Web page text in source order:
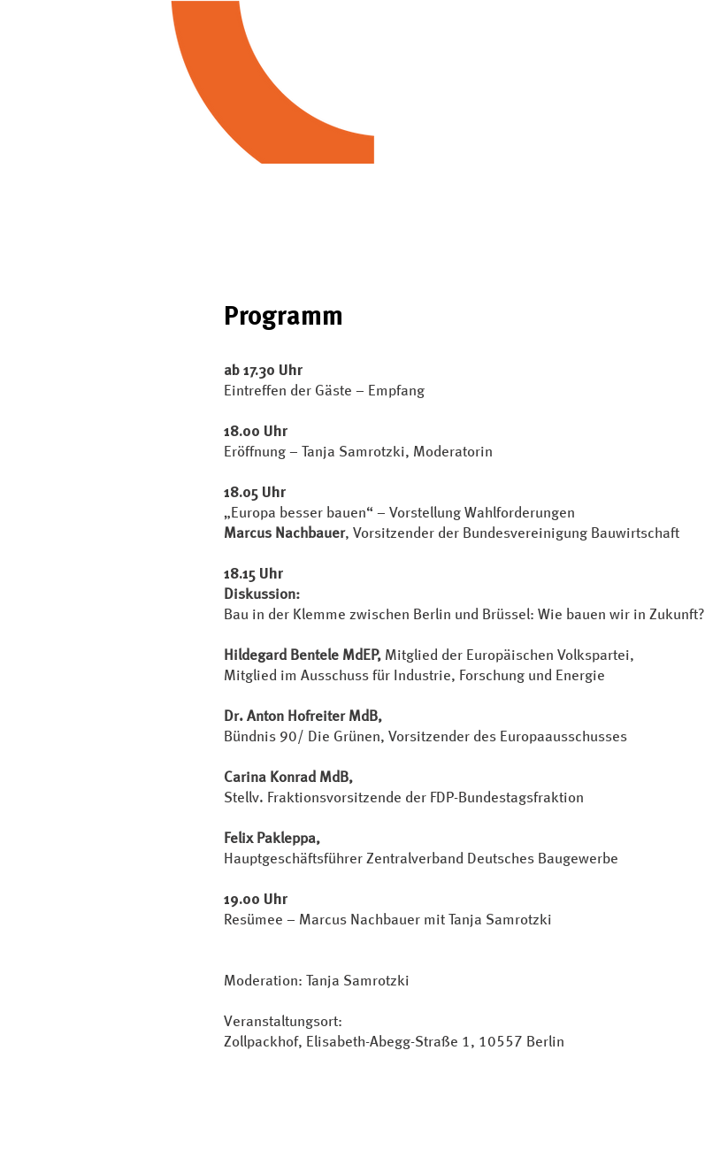
Programm
ab 17.30 Uhr
Eintreffen der Gäste – Empfang
18.00 Uhr
Eröffnung – Tanja Samrotzki, Moderatorin
18.05 Uhr
„Europa besser bauen“ – Vorstellung Wahlforderungen
Marcus Nachbauer, Vorsitzender der Bundesvereinigung Bauwirtschaft
18.15 Uhr
Diskussion:
Bau in der Klemme zwischen Berlin und Brüssel: Wie bauen wir in Zukunft?
Hildegard Bentele MdEP, Mitglied der Europäischen Volkspartei,
Mitglied im Ausschuss für Industrie, Forschung und Energie
Dr. Anton Hofreiter MdB,
Bündnis 90/ Die Grünen, Vorsitzender des Europaausschusses
Carina Konrad MdB,
Stellv. Fraktionsvorsitzende der FDP-Bundestagsfraktion
Felix Pakleppa,
Hauptgeschäftsführer Zentralverband Deutsches Baugewerbe
19.00 Uhr
Resümee – Marcus Nachbauer mit Tanja Samrotzki
Moderation: Tanja Samrotzki
Veranstaltungsort:
Zollpackhof, Elisabeth-Abegg-Straße 1, 10557 Berlin